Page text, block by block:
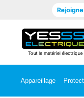
Tout le matériel électrique
Appareillage